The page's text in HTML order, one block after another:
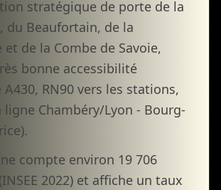
stratégique de porte de la
du Beaufortain, de la
et de la Combe de Savoie,
bonne accessibilité
A430, RN90 vers les stations,
ligne Chambéry/Lyon - Bourg-
compte environ 19 706
2022) et affiche un taux